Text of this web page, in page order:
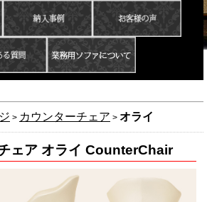
> カウンターチェア > オライ
ェア オライ CounterChair